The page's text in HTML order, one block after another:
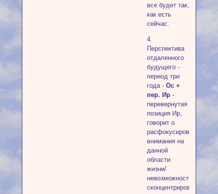
все будет так,
как есть
сейчас.
4.
Перспектива
отдаленного
будущего -
период три
года - Ос +
пер. Ир-
перевернутая
позиция Ир,
говорит о
расфокусировке
внимания на
данной
области
жизни/
невозможность
сконцентрироваться,